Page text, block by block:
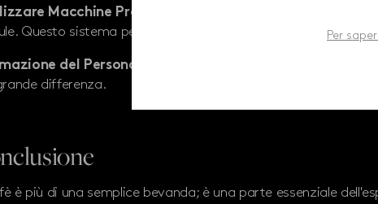
Macchine Professionali
: Per i ristoranti con basso
Questo sistema permette di mantenere alta la qualità
del Personale
: Educare il personale
differenza.
è più di una semplice bevanda; è una parte essenziale
Per